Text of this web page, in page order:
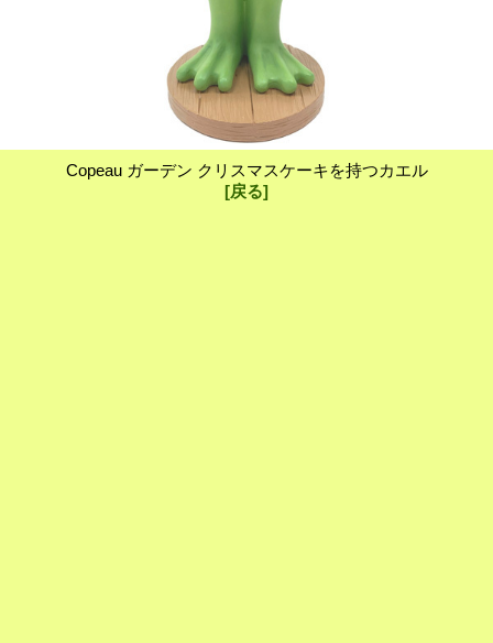
Copeau ガーデン クリスマスケーキを持つカエル
[戻る]